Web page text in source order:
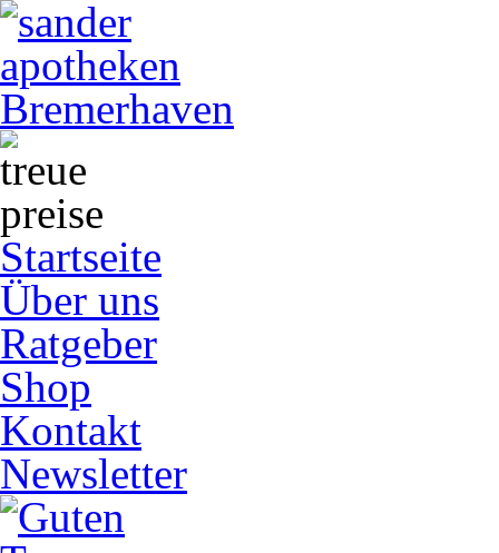
Startseite
Über uns
Ratgeber
Shop
Kontakt
Newsletter